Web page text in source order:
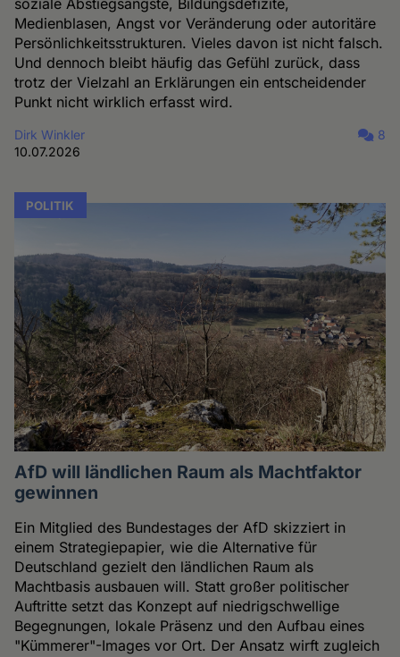
soziale Abstiegsängste, Bildungsdefizite,
Medienblasen, Angst vor Veränderung oder autoritäre
Persönlichkeitsstrukturen. Vieles davon ist nicht falsch.
Und dennoch bleibt häufig das Gefühl zurück, dass
trotz der Vielzahl an Erklärungen ein entscheidender
Punkt nicht wirklich erfasst wird.
Dirk Winkler
10.07.2026
8
POLITIK
AfD will ländlichen Raum als Machtfaktor
gewinnen
Ein Mitglied des Bundestages der AfD skizziert in
einem Strategiepapier, wie die Alternative für
Deutschland gezielt den ländlichen Raum als
Machtbasis ausbauen will. Statt großer politischer
Auftritte setzt das Konzept auf niedrigschwellige
Begegnungen, lokale Präsenz und den Aufbau eines
"Kümmerer"-Images vor Ort. Der Ansatz wirft zugleich